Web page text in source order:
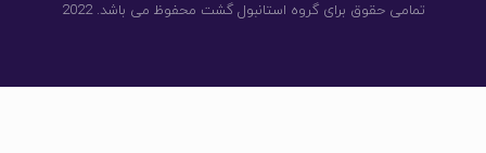
تمامی حقوق برای گروه استانبول گشت محفوظ می باشد. 2022